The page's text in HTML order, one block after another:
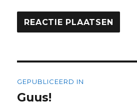
navigatie
GEPUBLICEERD IN
Guus!